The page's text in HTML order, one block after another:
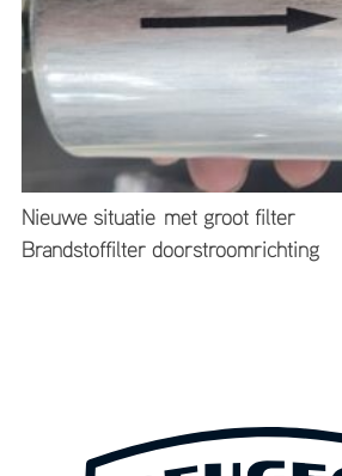
Nieuwe situatie met
Brandstoffilter doorstroomrichting